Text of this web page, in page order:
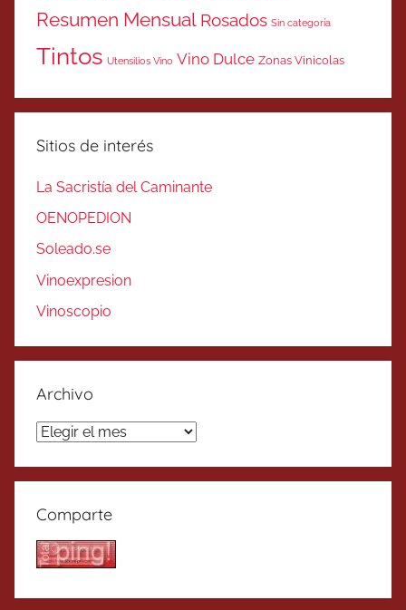
Resumen Mensual Rosados Sin categoría
Tintos Utensilios Vino Vino Dulce Zonas Vinicolas
Sitios de interés
La Sacristía del Caminante
OENOPEDION
Soleado.se
Vinoexpresion
Vinoscopio
Archivo
Archivo
Comparte